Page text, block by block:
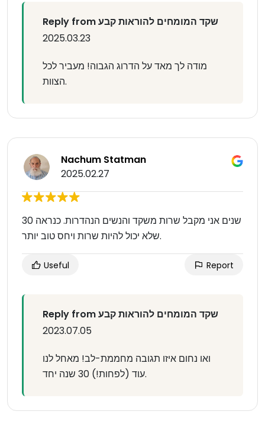
Reply from שקד המומחים להוראות קבע
2025.03.23
מודה לך מאד על הדרוג הגבוה! מעביר לכל
הצוות.
Nachum Statman
2025.02.27
30 שנים אני מקבל שרות משקד והנשים הנהדרות. כנראה
שלא יכול להיות שרות ויחס טוב יותר.
Useful Report
Reply from שקד המומחים להוראות קבע
2023.07.05
ואו נחום איזו תגובה מחממת-לב! מאחל לנו
עוד (לפחות!) 30 שנה יחד.